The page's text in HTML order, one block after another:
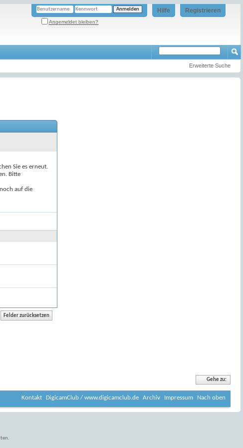
Registrieren
Hilfe
Angemeldet bleiben?
Erweiterte Suche
Sie es erneut.
Bitte
auf die
Gehe zu:
Kontakt DigicamClub / www.digicamclub.de Archiv Impressum Nach oben